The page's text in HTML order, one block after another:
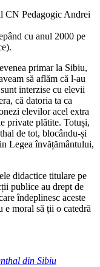
CN Pedagogic Andrei
cu anul 2000 pe
primar la Sibiu,
să aflăm că l-au
interzise cu elevii
că datoria ta ca
elevilor acel extra
private plătite. Totuși,
de tot, blocându-și
Legea învățământului,
didactice titulare pe
publice au drept de
îndeplinesc aceste
e moral să ții o catedră
din Sibiu